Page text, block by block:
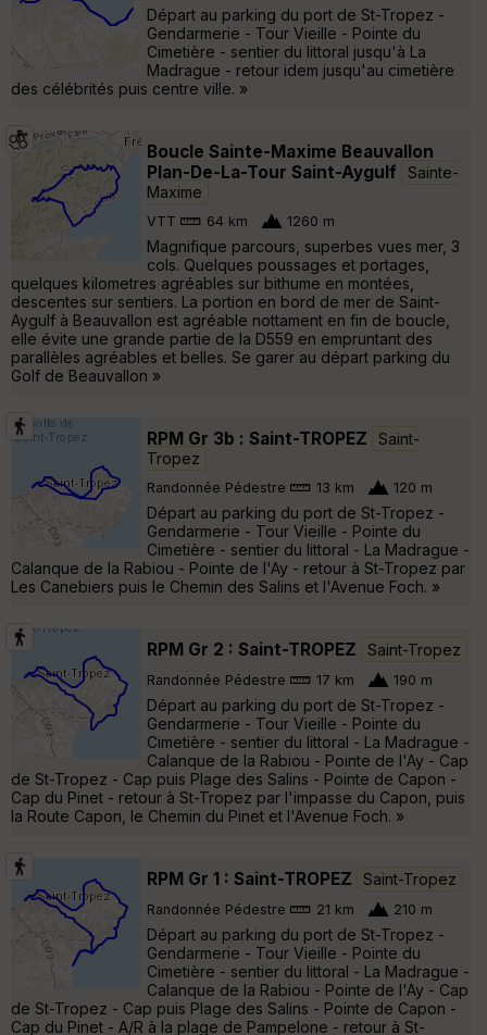
Départ au parking du port de St-Tropez -
Gendarmerie - Tour Vieille - Pointe du
Cimetière - sentier du littoral jusqu'à La
Madrague - retour idem jusqu'au cimetière
des célébrités puis centre ville. »
Boucle Sainte-Maxime Beauvallon
Plan-De-La-Tour Saint-Aygulf
Sainte-
Maxime
VTT 64 km 1260 m
Magnifique parcours, superbes vues mer, 3
cols. Quelques poussages et portages,
quelques kilometres agréables sur bithume en montées,
descentes sur sentiers. La portion en bord de mer de Saint-
Aygulf à Beauvallon est agréable nottament en fin de boucle,
elle évite une grande partie de la D559 en empruntant des
parallèles agréables et belles. Se garer au départ parking du
Golf de Beauvallon »
RPM Gr 3b : Saint-TROPEZ
Saint-
Tropez
Randonnée Pédestre 13 km 120 m
Départ au parking du port de St-Tropez -
Gendarmerie - Tour Vieille - Pointe du
Cimetière - sentier du littoral - La Madrague -
Calanque de la Rabiou - Pointe de l'Ay - retour à St-Tropez par
Les Canebiers puis le Chemin des Salins et l'Avenue Foch. »
RPM Gr 2 : Saint-TROPEZ Saint-Tropez
Randonnée Pédestre 17 km 190 m
Départ au parking du port de St-Tropez -
Gendarmerie - Tour Vieille - Pointe du
Cimetière - sentier du littoral - La Madrague -
Calanque de la Rabiou - Pointe de l'Ay - Cap
de St-Tropez - Cap puis Plage des Salins - Pointe de Capon -
Cap du Pinet - retour à St-Tropez par l'impasse du Capon, puis
la Route Capon, le Chemin du Pinet et l'Avenue Foch. »
RPM Gr 1 : Saint-TROPEZ Saint-Tropez
Randonnée Pédestre 21 km 210 m
Départ au parking du port de St-Tropez -
Gendarmerie - Tour Vieille - Pointe du
Cimetière - sentier du littoral - La Madrague -
Calanque de la Rabiou - Pointe de l'Ay - Cap
de St-Tropez - Cap puis Plage des Salins - Pointe de Capon -
Cap du Pinet - A/R à la plage de Pampelone - retour à St-